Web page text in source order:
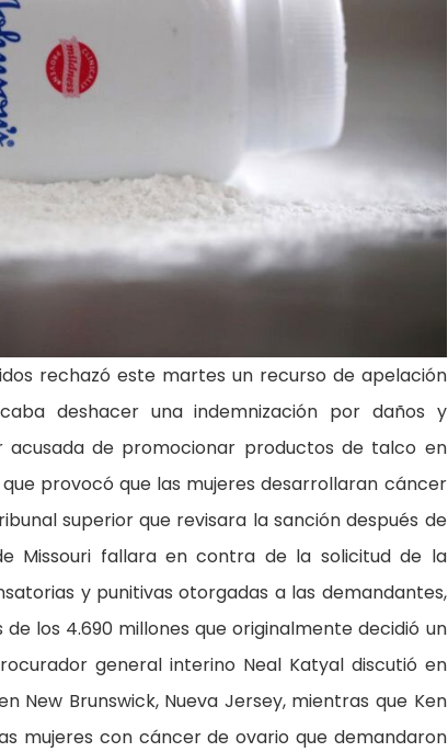
rechazó este martes un recurso de apelación
deshacer una indemnización por daños y
acusada de promocionar productos de talco en
provocó que las mujeres desarrollaran cáncer
superior que revisara la sanción después de
Missouri fallara en contra de la solicitud de la
y punitivas otorgadas a las demandantes,
los 4.690 millones que originalmente decidió un
general interino Neal Katyal discutió en
Brunswick, Nueva Jersey, mientras que Ken
mujeres con cáncer de ovario que demandaron